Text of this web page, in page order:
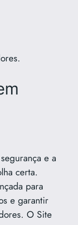
e a
certa.
para
e garantir
O Site